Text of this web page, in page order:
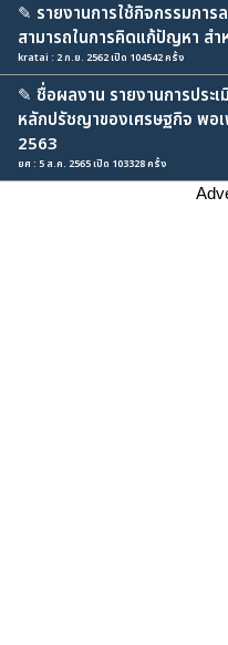
✎ รายงานการใช้กิจกรรมกา
สามารถในการคิดแก้ปัญหา ส
kratai : 2 ก.ย. 2562 เปิด 104542 ครั้ง
✎ ชื่อผลงาน รายงานการประ
หลักปรัชญาของเศรษฐกิจ พอ
2563
ยศ : 5 ส.ค. 2565 เปิด 103328 ครั้ง